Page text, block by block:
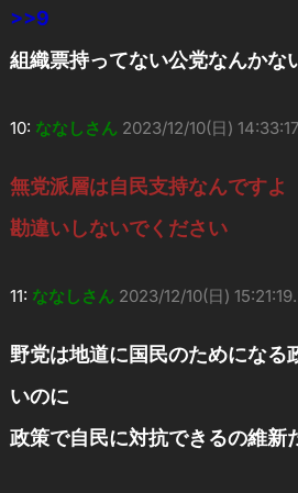
>>9
組織票持ってない公党なんかな
10: ななしさん 2023/12/10(日)
無党派層は自民支持なんですよ
勘違いしないでください
11: ななしさん 2023/12/10(日)
野党は地道に国民のためになる
いのに
政策で自民に対抗できるの維新